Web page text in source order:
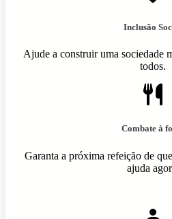
Inclusão
Ajude a construir uma sociedade
todos.
Combate à
Garanta a próxima refeição de
ajuda